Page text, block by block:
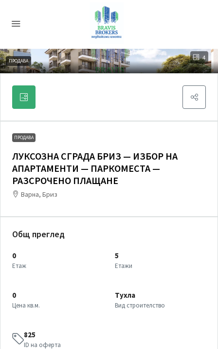
4
ПРОДАВА
ПРОДАВА
ЛУКСОЗНА СГРАДА БРИЗ — ИЗБОР НА
АПАРТАМЕНТИ — ПАРКОМЕСТА —
РАЗСРОЧЕНО ПЛАЩАНЕ
Варна, Бриз
Общ преглед
0
Етаж
5
Етажи
0
Цена кв.м.
Тухла
Вид строителство
825
ID на оферта